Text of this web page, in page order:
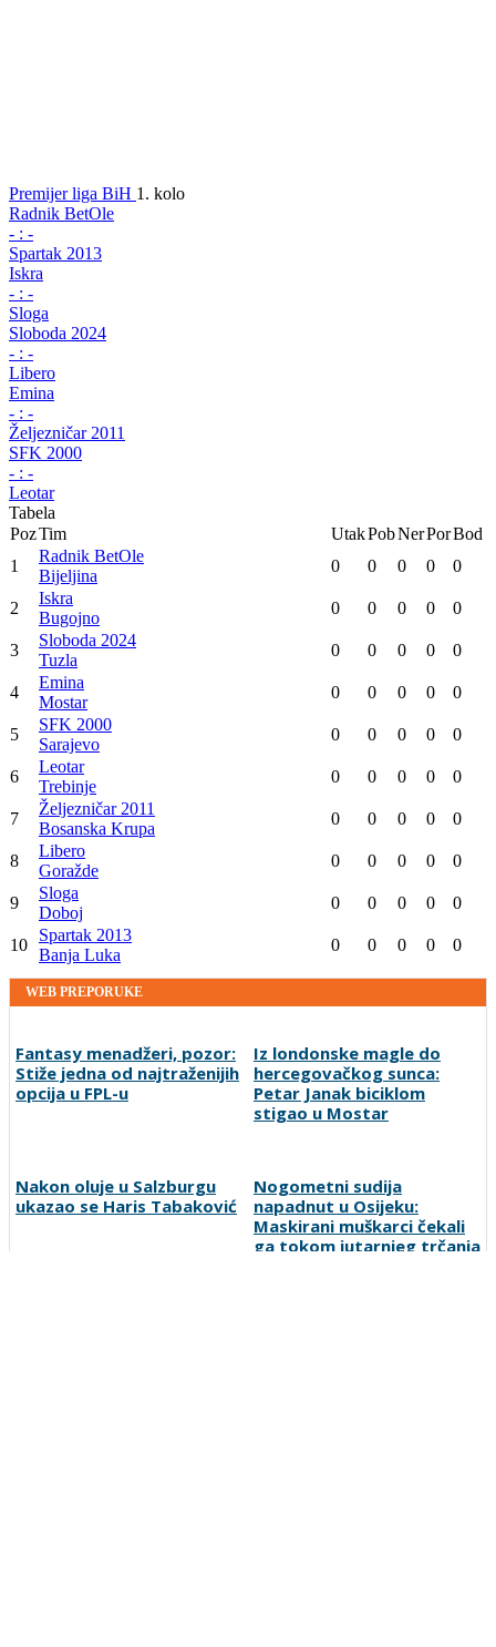
Premijer liga BiH 1. kolo
Radnik BetOle
- : -
Spartak 2013
Iskra
- : -
Sloga
Sloboda 2024
- : -
Libero
Emina
- : -
Željezničar 2011
SFK 2000
- : -
Leotar
Tabela
PozTim UtakPobNerPorBod
1
Radnik BetOle
Bijeljina
0 0 0 0 0
2
Iskra
Bugojno
0 0 0 0 0
3
Sloboda 2024
Tuzla
0 0 0 0 0
4
Emina
Mostar
0 0 0 0 0
5
SFK 2000
Sarajevo
0 0 0 0 0
6
Leotar
Trebinje
0 0 0 0 0
7
Željezničar 2011
Bosanska Krupa
0 0 0 0 0
8
Libero
Goražde
0 0 0 0 0
9
Sloga
Doboj
0 0 0 0 0
10
Spartak 2013
Banja Luka
0 0 0 0 0
WEB PREPORUKE
Fantasy menadžeri, pozor:
Stiže jedna od najtraženijih
opcija u FPL-u
Iz londonske magle do
hercegovačkog sunca:
Petar Janak biciklom
stigao u Mostar
Nakon oluje u Salzburgu
ukazao se Haris Tabaković
Nogometni sudija
napadnut u Osijeku:
Maskirani muškarci čekali
ga tokom jutarnjeg trčanja